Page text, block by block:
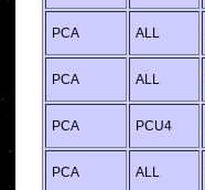
PCA ALL
PCA ALL
PCA PCU4
PCA ALL